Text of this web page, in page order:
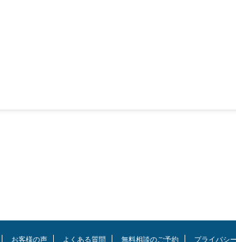
お客様の声 よくある質問 無料相談のご予約 プライバシ